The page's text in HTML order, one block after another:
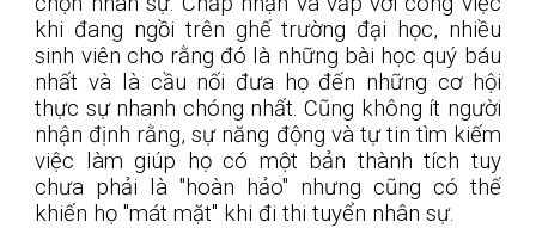
khi đang ngồi trên ghế trường đại học, nhiều
sinh viên cho rằng đó là những bài học quý báu
nhất và là cầu nối đưa họ đến những cơ hội
thực sự nhanh chóng nhất. Cũng không ít người
nhận định rằng, sự năng động và tự tin tìm kiếm
việc làm giúp họ có một bản thành tích tuy
chưa phải là "hoàn hảo" nhưng cũng có thế
khiến họ "mát mặt" khi đi thi tuyển nhân sự.